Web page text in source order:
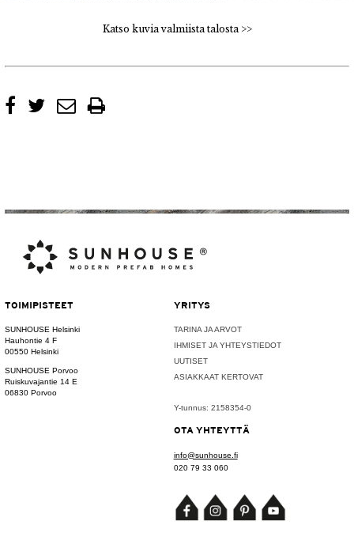
Katso kuvia valmiista talosta >>
TOIMIPISTEET
SUNHOUSE Helsinki
Hauhontie 4 F
00550 Helsinki
SUNHOUSE Porvoo
Ruiskuvajantie 14 E
06830 Porvoo
YRITYS
TARINA JA ARVOT
IHMISET JA YHTEYSTIEDOT
UUTISET
ASIAKKAAT KERTOVAT
Y-tunnus: 2158354-0
OTA YHTEYTTÄ
info@sunhouse.fi
020 79 33 060